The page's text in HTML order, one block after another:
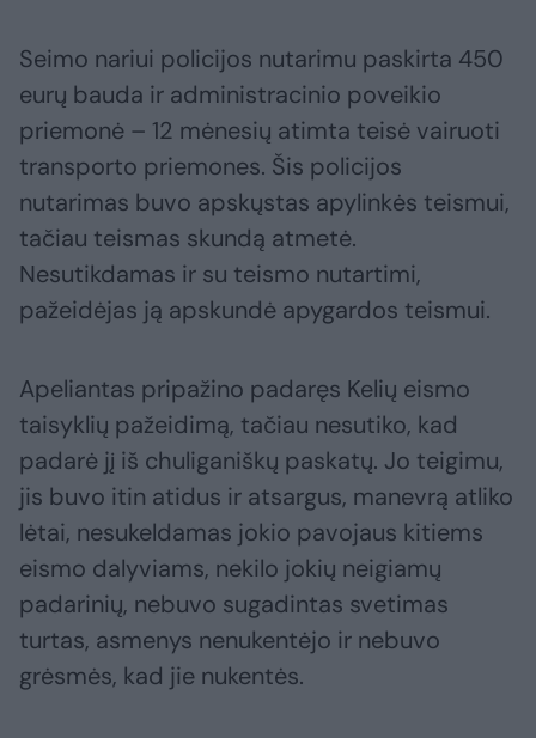
Seimo nariui policijos nutarimu paskirta 450
eurų bauda ir administracinio poveikio
priemonė – 12 mėnesių atimta teisė vairuoti
transporto priemones. Šis policijos
nutarimas buvo apskųstas apylinkės teismui,
tačiau teismas skundą atmetė.
Nesutikdamas ir su teismo nutartimi,
pažeidėjas ją apskundė apygardos teismui.
Apeliantas pripažino padaręs Kelių eismo
taisyklių pažeidimą, tačiau nesutiko, kad
padarė jį iš chuliganiškų paskatų. Jo teigimu,
jis buvo itin atidus ir atsargus, manevrą atliko
lėtai, nesukeldamas jokio pavojaus kitiems
eismo dalyviams, nekilo jokių neigiamų
padarinių, nebuvo sugadintas svetimas
turtas, asmenys nenukentėjo ir nebuvo
grėsmės, kad jie nukentės.